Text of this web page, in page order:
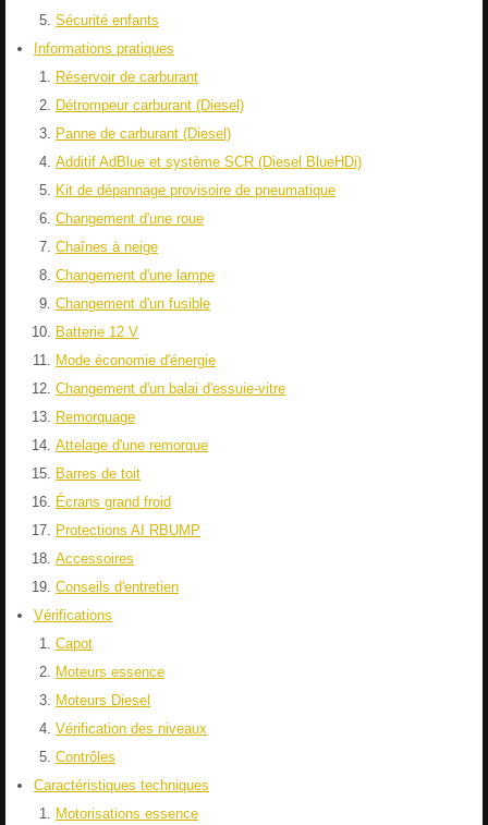
Sécurité enfants
Informations pratiques
Réservoir de carburant
Détrompeur carburant (Diesel)
Panne de carburant (Diesel)
Additif AdBlue et système SCR (Diesel BlueHDi)
Kit de dépannage provisoire de pneumatique
Changement d'une roue
Chaînes à neige
Changement d'une lampe
Changement d'un fusible
Batterie 12 V
Mode économie d'énergie
Changement d'un balai d'essuie-vitre
Remorquage
Attelage d'une remorque
Barres de toit
Écrans grand froid
Protections AI RBUMP
Accessoires
Conseils d'entretien
Vérifications
Capot
Moteurs essence
Moteurs Diesel
Vérification des niveaux
Contrôles
Caractéristiques techniques
Motorisations essence